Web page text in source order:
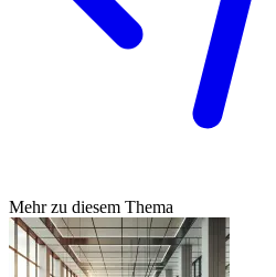
Mehr zu diesem Thema